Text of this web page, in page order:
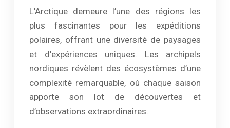
L’Arctique demeure l’une des régions les
plus fascinantes pour les expéditions
polaires, offrant une diversité de paysages
et d’expériences uniques. Les archipels
nordiques révèlent des écosystèmes d’une
complexité remarquable, où chaque saison
apporte son lot de découvertes et
d’observations extraordinaires.